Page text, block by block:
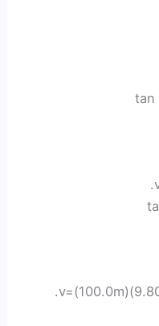
tan
.
v=(100.0m)(
.